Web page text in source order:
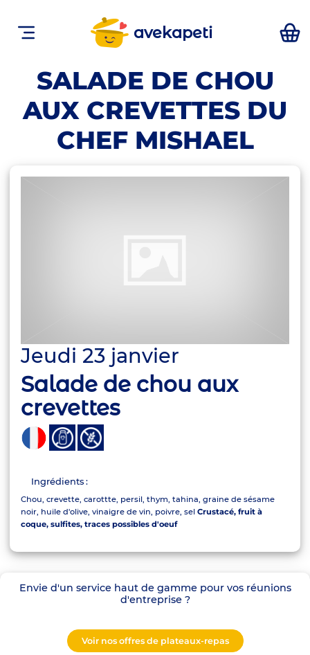
avekapeti
SALADE DE CHOU
AUX CREVETTES DU
CHEF MISHAEL
Jeudi 23 janvier
Salade de chou aux
crevettes
Ingrédients :
Chou, crevette, carottte, persil, thym, tahina, graine de sésame
noir, huile d'olive, vinaigre de vin, poivre, selCrustacé, fruit à
coque, sulfites, traces possibles d'oeuf
Envie d'un service haut de gamme pour vos réunions
d'entreprise ?
Voir nos offres de plateaux-repas